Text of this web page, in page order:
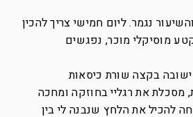
נגמר. ליום חמישי צריך להכין
מוסיקלי מוכר, נפגשים
ישובה בקצה שורת כיסאות
מסכלת את רגליי בחוזקה ומחכה
להכיל את הלחץ שנבנה לי בין